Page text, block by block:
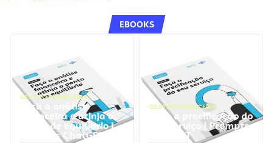
EBOOKS
GESTÃO FINANCEIRA
Faça a análise
financeira e atinja o
ponto de equilíbrio |
Prompts ChatGPT
GESTÃO FINANCEIRA
Faça a precificação do
seu serviço | Prompts
ChatGPT